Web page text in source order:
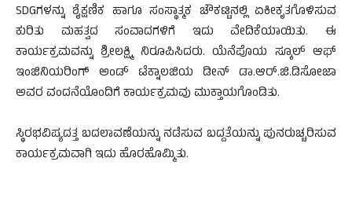
SDGಗಳನ್ನು ಶೈಕ್ಷಣಿಕ ಹಾಗೂ ಸಂಸ್ಥಾತ್ಮಕ ಚೌಕಟ್ಟಿನಲ್ಲಿ ಏಕೀಕೃತಗೊಳಿಸುವ
ಕುರಿತು ಮಹತ್ವದ ಸಂವಾದಗಳಿಗೆ ಇದು ವೇದಿಕೆಯಾಯಿತು. ಈ
ಕಾರ್ಯಕ್ರಮವನ್ನು ಶ್ರೀಲಕ್ಷ್ಮಿ ನಿರೂಪಿಸಿದರು. ಯೆನೆಪೊಯ ಸ್ಕೂಲ್ ಆಫ್
ಇಂಜಿನಿಯರಿಂಗ್ ಅಂಡ್ ಟೆಕ್ನಾಲಜಿಯ ಡೀನ್ ಡಾ.ಆರ್.ಜಿ.ಡಿಸೋಜಾ
ಅವರ ವಂದನೆಯೊಂದಿಗೆ ಕಾರ್ಯಕ್ರಮವು ಮುಕ್ತಾಯಗೊಂಡಿತು.
ಸ್ಥಿರಭವಿಷ್ಯದತ್ತ ಬದಲಾವಣೆಯನ್ನು ನಡೆಸುವ ಬದ್ದತೆಯನ್ನು ಪುನರುಚ್ಚರಿಸುವ
ಕಾರ್ಯಕ್ರಮವಾಗಿ ಇದು ಹೊರಹೊಮ್ಮಿತು.